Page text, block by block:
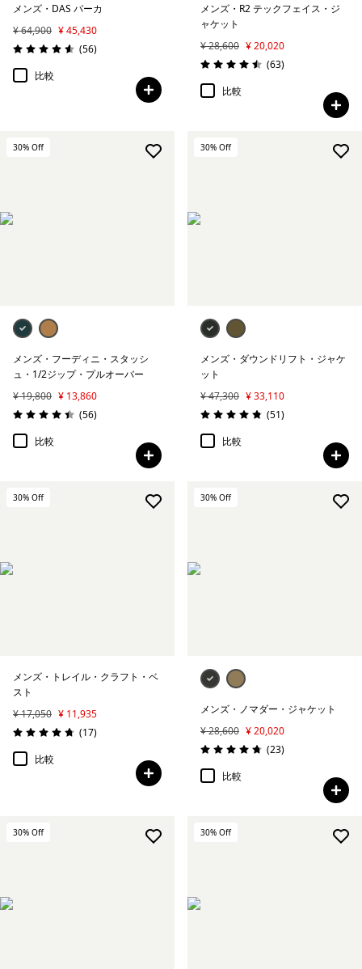
メンズ・DAS パーカ
¥ 64,900 ¥ 45,430
評価: 4.6 / 5
(56レビュー
)
比較
メンズ・R2 テックフェイス・ジ
ャケット
¥ 28,600 ¥ 20,020
評価: 4.5 / 5
(63レビュー
)
比較
30% Off
メンズ・フーディニ・スタッシ
ュ・1/2ジップ・プルオーバー
¥ 19,800 ¥ 13,860
評価: 4.4 / 5
(56レビュー
)
比較
30% Off
メンズ・ダウンドリフト・ジャケ
ット
¥ 47,300 ¥ 33,110
評価: 4.9 / 5
(51レビュー
)
比較
30% Off
メンズ・トレイル・クラフト・ベ
スト
¥ 17,050 ¥ 11,935
評価: 4.7 / 5
(17レビュー
)
比較
30% Off
メンズ・ノマダー・ジャケット
¥ 28,600 ¥ 20,020
評価: 4.7 / 5
(23レビュー
)
比較
30% Off 30% Off